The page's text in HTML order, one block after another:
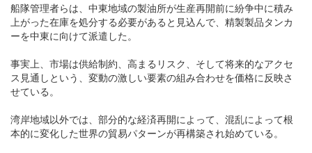
船隊管理者らは、中東地域の製油所が生産再開前に紛争中に積み
上がった在庫を処分する必要があると見込んで、精製製品タンカ
ーを中東に向けて派遣した。
事実上、市場は供給制約、高まるリスク、そして将来的なアクセ
ス見通しという、変動の激しい要素の組み合わせを価格に反映さ
せている。
湾岸地域以外では、部分的な経済再開によって、混乱によって根
本的に変化した世界の貿易パターンが再構築され始めている。